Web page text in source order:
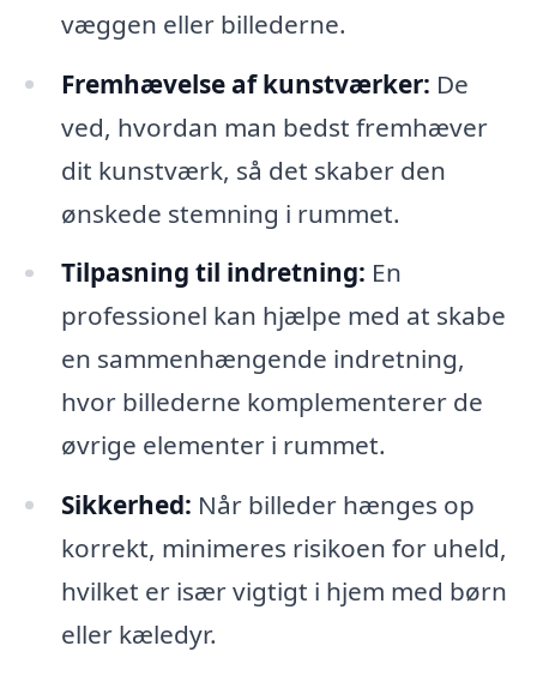
væggen eller billederne.
Fremhævelse af kunstværker: De
ved, hvordan man bedst fremhæver
dit kunstværk, så det skaber den
ønskede stemning i rummet.
Tilpasning til indretning: En
professionel kan hjælpe med at skabe
en sammenhængende indretning,
hvor billederne komplementerer de
øvrige elementer i rummet.
Sikkerhed: Når billeder hænges op
korrekt, minimeres risikoen for uheld,
hvilket er især vigtigt i hjem med børn
eller kæledyr.